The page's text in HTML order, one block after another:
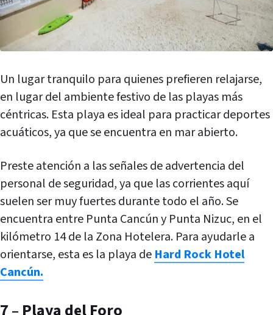
Un lugar tranquilo para quienes prefieren relajarse,
en lugar del ambiente festivo de las playas más
céntricas. Esta playa es ideal para practicar deportes
acuáticos, ya que se encuentra en mar abierto.
Preste atención a las señales de advertencia del
personal de seguridad, ya que las corrientes aquí
suelen ser muy fuertes durante todo el año. Se
encuentra entre Punta Cancún y Punta Nizuc, en el
kilómetro 14 de la Zona Hotelera. Para ayudarle a
orientarse, esta es la playa de Hard Rock Hotel
Cancún.